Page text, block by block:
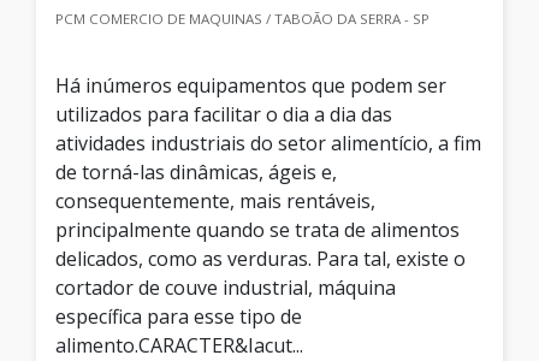
PCM COMERCIO DE MAQUINAS / TABOÃO DA SERRA - SP
Há inúmeros equipamentos que podem ser
utilizados para facilitar o dia a dia das
atividades industriais do setor alimentício, a fim
de torná-las dinâmicas, ágeis e,
consequentemente, mais rentáveis,
principalmente quando se trata de alimentos
delicados, como as verduras. Para tal, existe o
cortador de couve industrial, máquina
específica para esse tipo de
alimento.CARACTER&Iacut...